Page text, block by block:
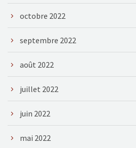
octobre 2022
septembre 2022
août 2022
juillet 2022
juin 2022
mai 2022